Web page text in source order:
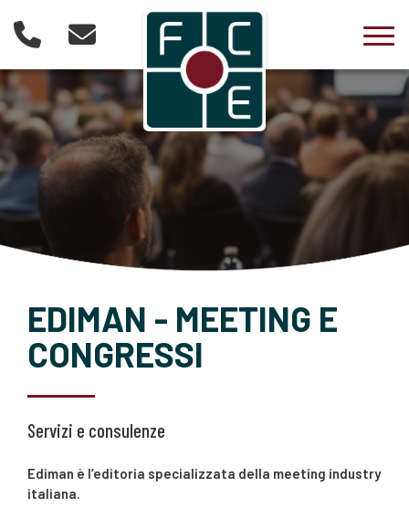
EDIMAN - MEETING E
CONGRESSI
Servizi e consulenze
Ediman è l’editoria specializzata della meeting industry
italiana.